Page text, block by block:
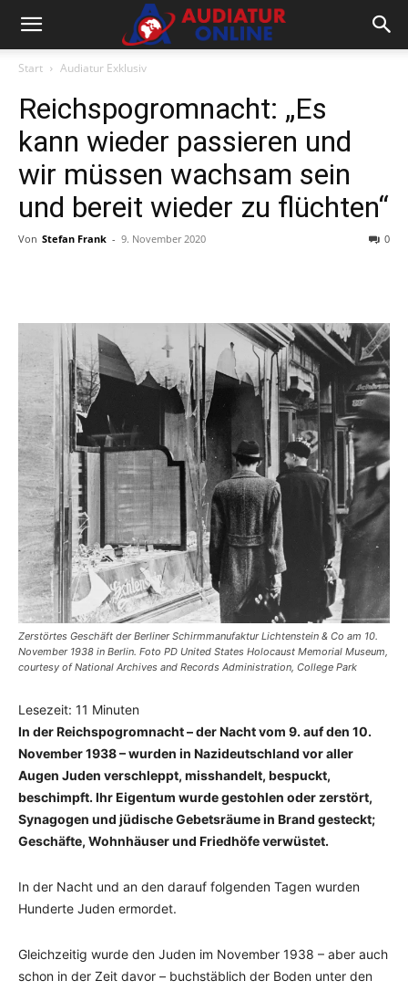
Start Audiatur Exklusiv
Reichspogromnacht: „Es
kann wieder passieren und
wir müssen wachsam sein
und bereit wieder zu flüchten“
Von Stefan Frank - 9. November 2020 0
Zerstörtes Geschäft der Berliner Schirmmanufaktur Lichtenstein & Co am 10.
November 1938 in Berlin. Foto PD United States Holocaust Memorial Museum,
courtesy of National Archives and Records Administration, College Park
Lesezeit: 11 Minuten
In der Reichspogromnacht – der Nacht vom 9. auf den 10.
November 1938 – wurden in Nazideutschland vor aller
Augen Juden verschleppt, misshandelt, bespuckt,
beschimpft. Ihr Eigentum wurde gestohlen oder zerstört,
Synagogen und jüdische Gebetsräume in Brand gesteckt;
Geschäfte, Wohnhäuser und Friedhöfe verwüstet.
In der Nacht und an den darauf folgenden Tagen wurden
Hunderte Juden ermordet.
Gleichzeitig wurde den Juden im November 1938 – aber auch
schon in der Zeit davor – buchstäblich der Boden unter den